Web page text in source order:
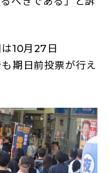
10月27日
期日前投票が行え